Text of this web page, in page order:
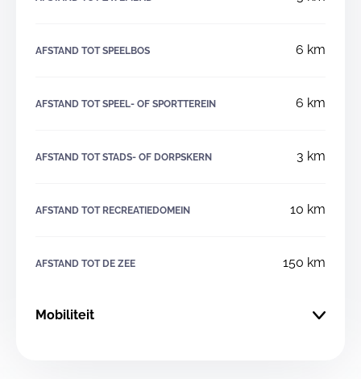
AFSTAND TOT SPEELBOS 6 km
AFSTAND TOT SPEEL- OF SPORTTEREIN 6 km
AFSTAND TOT STADS- OF DORPSKERN 3 km
AFSTAND TOT RECREATIEDOMEIN 10 km
AFSTAND TOT DE ZEE 150 km
Mobiliteit